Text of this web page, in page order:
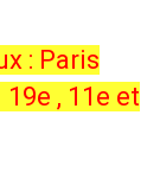
: Paris
, 11e et